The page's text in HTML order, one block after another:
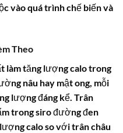
vào quá trình chế biến và
Theo
làm tăng lượng calo trong
nâu hay mật ong, mỗi
lượng đáng kể. Trân
trong siro đường đen
calo so với trân châu